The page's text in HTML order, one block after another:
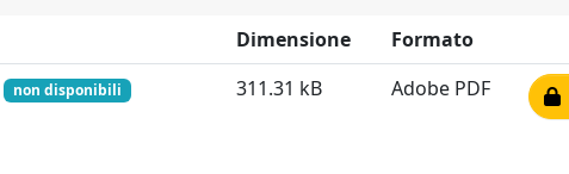
Dimensione
Formato
non disponibili 311.31 kB Adobe PDF